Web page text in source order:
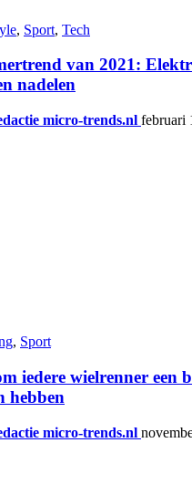
, Sport, Tech
van 2021:
nadelen
micro-trends.nl februari
, Sport
iedere wielrenner een
hebben
micro-trends.nl